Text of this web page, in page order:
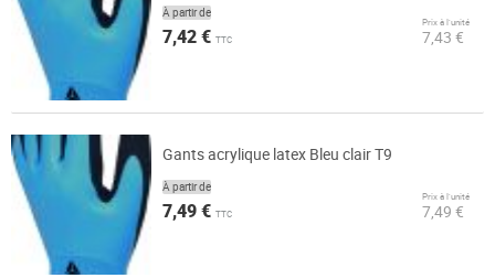
À partir de
7,42 € TTC
Prix à l’unité
7,43 €
Gants acrylique latex Bleu clair T9
À partir de
7,49 € TTC
Prix à l’unité
7,49 €